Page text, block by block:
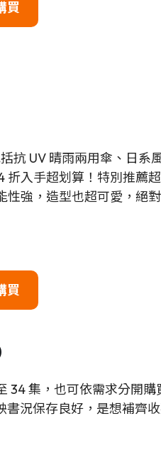
買
抗 UV 晴雨兩用傘、日系
折入手超划算！特別推薦
性強，造型也超可愛，絕
買
34 集，也可依需求分開購
況保存良好，是想補齊